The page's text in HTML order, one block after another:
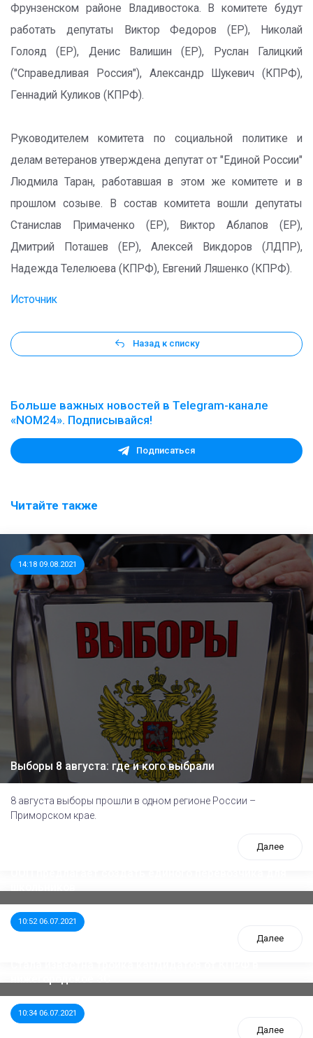
Фрунзенском районе Владивостока. В комитете будут
работать депутаты Виктор Федоров (ЕР), Николай
Голояд (ЕР), Денис Валишин (ЕР), Руслан Галицкий
("Справедливая Россия"), Александр Шукевич (КПРФ),
Геннадий Куликов (КПРФ).
Руководителем комитета по социальной политике и
делам ветеранов утверждена депутат от "Единой России"
Людмила Таран, работавшая в этом же комитете и в
прошлом созыве. В состав комитета вошли депутаты
Станислав Примаченко (ЕР), Виктор Аблапов (ЕР),
Дмитрий Поташев (ЕР), Алексей Викдоров (ЛДПР),
Надежда Телелюева (КПРФ), Евгений Ляшенко (КПРФ).
Источник
Назад к списку
Больше важных новостей в Telegram-канале
«NOM24». Подписывайся!
Подписаться
Читайте также
14:18 09.08.2021
Выборы 8 августа: где и кого выбрали
8 августа выборы прошли в одном регионе России –
Приморском крае.
Далее
10:52 06.07.2021
Далее
10:34 06.07.2021
Далее